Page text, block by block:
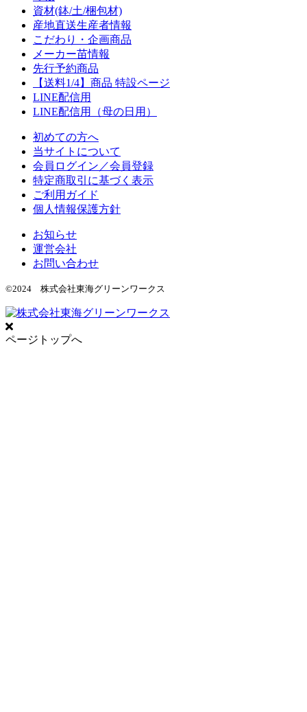
資材(鉢/土/梱包材)
産地直送生産者情報
こだわり・企画商品
メーカー苗情報
先行予約商品
【送料1/4】商品 特設ページ
LINE配信用
LINE配信用（母の日用）
初めての方へ
当サイトについて
会員ログイン／会員登録
特定商取引に基づく表示
ご利用ガイド
個人情報保護方針
お知らせ
運営会社
お問い合わせ
©2024 株式会社東海グリーンワークス
ページトップへ